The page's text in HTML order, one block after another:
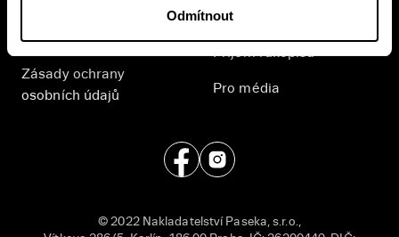
Odmítnout
podmínky
Zásady ochrany
osobních údajů
English
Příjem rukopisů
Pro média
© 2022 Nakladatelství Paseka, s.r.o.,